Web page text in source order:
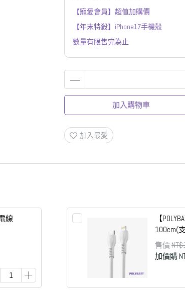
【寵愛會員】超值加購價
【年末特殺】iPhone17手機殼
數量有限售完為止
加入購物車
加入最愛
線
【
100cm(
售價
加價購